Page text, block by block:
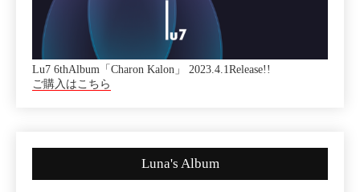
Lu7 6thAlbum「Charon Kalon」 2023.4.1Release!!
ご購入はこちら
Luna's Album